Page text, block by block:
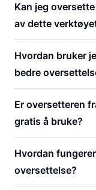
Kan jeg
av dette
Hvordan bruker
bedre
Er oversetteren
gratis å bruke?
Hvordan
oversettelse?